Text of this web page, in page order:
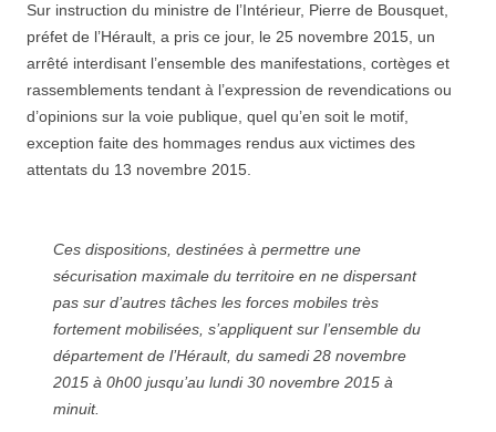
Sur instruction du ministre de l’Intérieur, Pierre de Bousquet,
préfet de l’Hérault, a pris ce jour, le 25 novembre 2015, un
arrêté interdisant l’ensemble des manifestations, cortèges et
rassemblements tendant à l’expression de revendications ou
d’opinions sur la voie publique, quel qu’en soit le motif,
exception faite des hommages rendus aux victimes des
attentats du 13 novembre 2015.
Ces dispositions, destinées à permettre une
sécurisation maximale du territoire en ne dispersant
pas sur d’autres tâches les forces mobiles très
fortement mobilisées, s’appliquent sur l’ensemble du
département de l’Hérault, du samedi 28 novembre
2015 à 0h00 jusqu’au lundi 30 novembre 2015 à
minuit.